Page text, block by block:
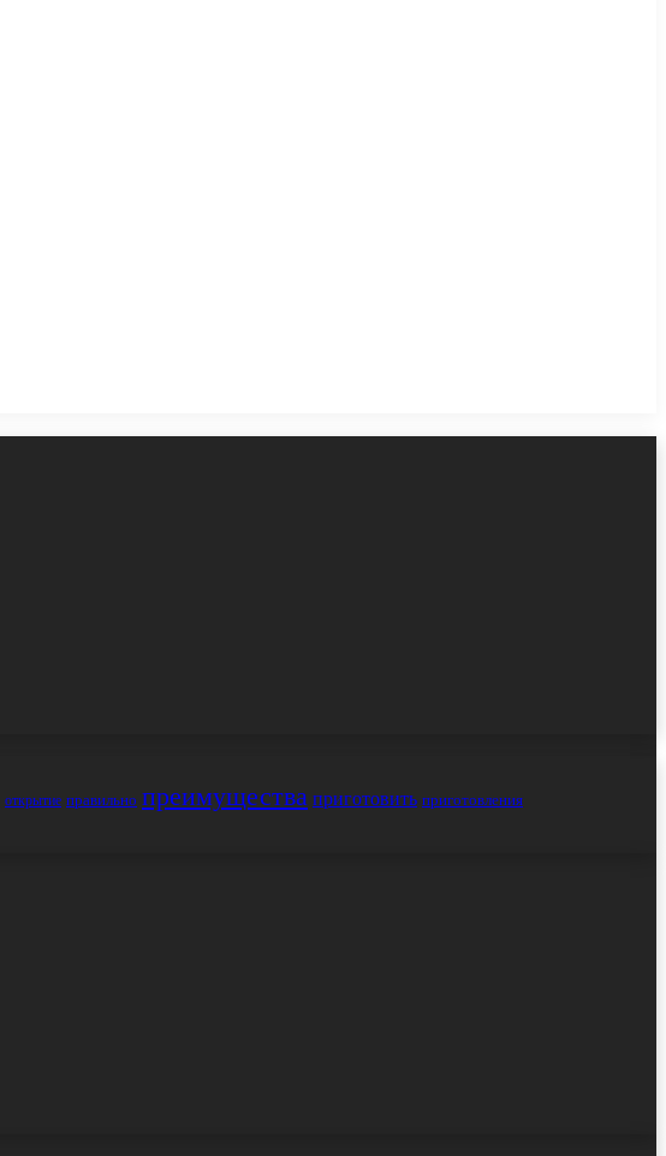
открытие правильно преимущества приготовить приготовления